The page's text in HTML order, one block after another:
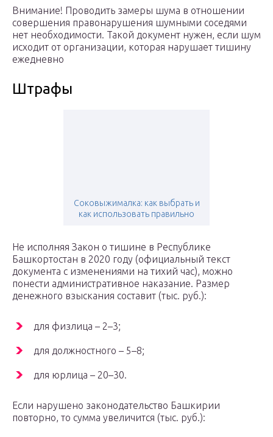
Внимание! Проводить замеры шума в отношении
совершения правонарушения шумными соседями
нет необходимости. Такой документ нужен, если шум
исходит от организации, которая нарушает тишину
ежедневно
Штрафы
Соковыжималка: как выбрать и
как использовать правильно
Не исполняя Закон о тишине в Республике
Башкортостан в 2020 году (официальный текст
документа с изменениями на тихий час), можно
понести административное наказание. Размер
денежного взыскания составит (тыс. руб.):
для физлица – 2–3;
для должностного – 5–8;
для юрлица – 20–30.
Если нарушено законодательство Башкирии
повторно, то сумма увеличится (тыс. руб.):